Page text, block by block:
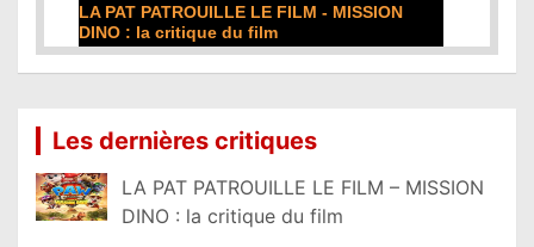
DE LA COMÉDIE-FRANÇAISE : la critique du
film
Les dernières critiques
LA PAT PATROUILLE LE FILM – MISSION
DINO : la critique du film